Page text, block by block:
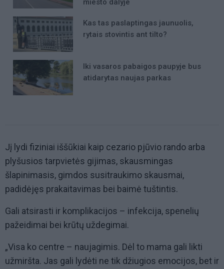
miesto dalyje
Kas tas paslaptingas jaunuolis,
rytais stovintis ant tilto?
Iki vasaros pabaigos paupyje bus
atidarytas naujas parkas
Jį lydi fiziniai iššūkiai kaip cezario pjūvio rando arba
plyšusios tarpvietės gijimas, skausmingas
šlapinimasis, gimdos susitraukimo skausmai,
padidėjęs prakaitavimas bei baimė tuštintis.
Gali atsirasti ir komplikacijos – infekcija, spenelių
pažeidimai bei krūtų uždegimai.
„Visa ko centre – naujagimis. Dėl to mama gali likti
užmiršta. Jas gali lydėti ne tik džiugios emocijos, bet ir